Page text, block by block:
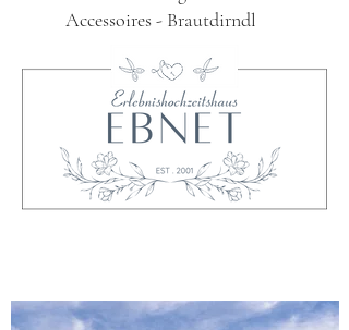
Accessoires - Brautdirndl